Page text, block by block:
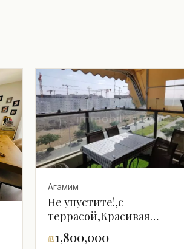
Агамим
Не упустите!,с
террасой,Красивая
квартира,со всеми
удобствами,Хорошее
₪1,800,000